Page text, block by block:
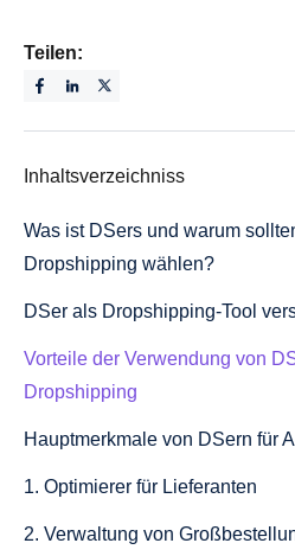
Teilen:
Inhaltsverzeichniss
Was ist DSers und warum
Dropshipping wählen?
DSer als Dropshipping-Tool
Vorteile der Verwendung von
Dropshipping
Hauptmerkmale von DSern für
1. Optimierer für Lieferanten
2. Verwaltung von